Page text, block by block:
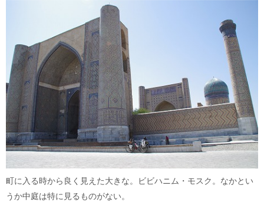
町に入る時から良く見えた大きな。ビビハニム・モスク。なかとい
うか中庭は特に見るものがない。